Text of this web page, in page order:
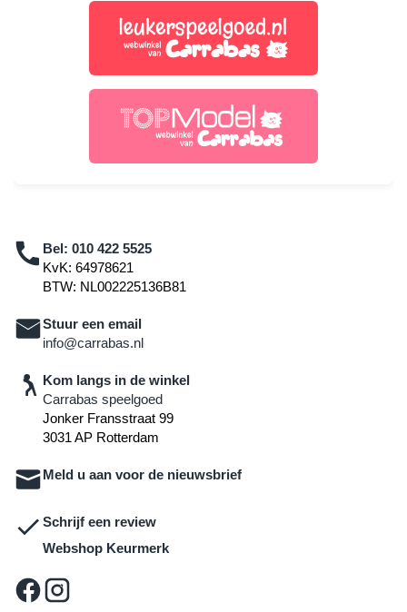
Bel: 010 422 5525
KvK: 64978621
BTW: NL002225136B81
Stuur een email
info@carrabas.nl
Kom langs in de winkel
Carrabas speelgoed
Jonker Fransstraat 99
3031 AP Rotterdam
Meld u aan voor de nieuwsbrief
Schrijf een review
Webshop Keurmerk